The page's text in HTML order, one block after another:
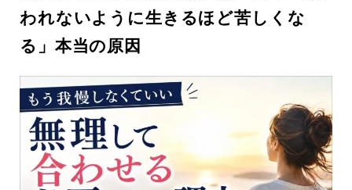
われないように生きるほど苦しくな
る」本当の原因